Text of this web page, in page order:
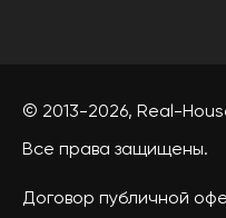
© 2013-2026, Real-
Все права защищены.
Договор публичной